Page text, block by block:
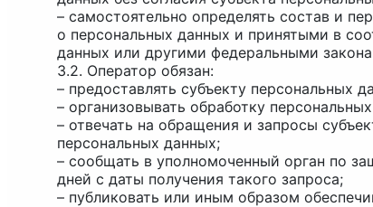
– самостоятельно определять состав и
о персональных данных и принятыми в
данных или другими федеральными
3.2. Оператор обязан:
– предоставлять субъекту персональных
– организовывать обработку
– отвечать на обращения и запросы
персональных данных;
– сообщать в уполномоченный орган по
дней с даты получения такого запроса;
– публиковать или иным образом